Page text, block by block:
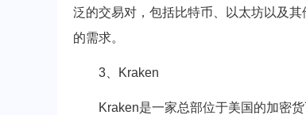
泛的交易对，包括比特币、以太坊以及
的需求。
3、Kraken
Kraken是一家总部位于美国的加密